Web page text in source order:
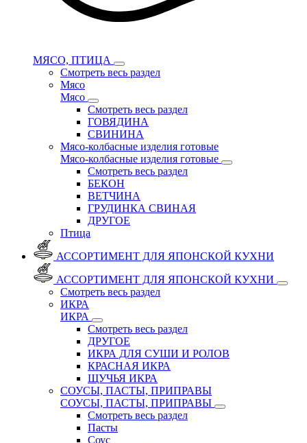
МЯСО, ПТИЦА
Смотреть весь раздел
Мясо
Мясо
Смотреть весь раздел
ГОВЯДИНА
СВИНИНА
Мясо-колбасные изделия готовые
Мясо-колбасные изделия готовые
Смотреть весь раздел
БЕКОН
ВЕТЧИНА
ГРУДИНКА СВИНАЯ
ДРУГОЕ
Птица
АССОРТИМЕНТ ДЛЯ ЯПОНСКОЙ КУХНИ
АССОРТИМЕНТ ДЛЯ ЯПОНСКОЙ КУХНИ
Смотреть весь раздел
ИКРА
ИКРА
Смотреть весь раздел
ДРУГОЕ
ИКРА ДЛЯ СУШИ И РОЛОВ
КРАСНАЯ ИКРА
ЩУЧЬЯ ИКРА
СОУСЫ, ПАСТЫ, ПРИПРАВЫ
СОУСЫ, ПАСТЫ, ПРИПРАВЫ
Смотреть весь раздел
Пасты
Соус